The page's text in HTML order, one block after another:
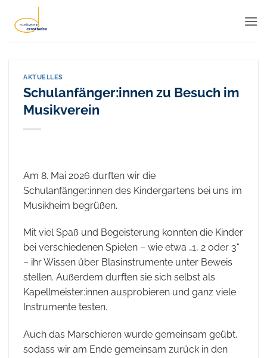
Inhalt
springen
AKTUELLES
Schulanfänger:innen zu Besuch im
Musikverein
Am 8. Mai 2026 durften wir die
Schulanfänger:innen des Kindergartens bei uns im
Musikheim begrüßen.
Mit viel Spaß und Begeisterung konnten die Kinder
bei verschiedenen Spielen – wie etwa „1, 2 oder 3“
– ihr Wissen über Blasinstrumente unter Beweis
stellen. Außerdem durften sie sich selbst als
Kapellmeister:innen ausprobieren und ganz viele
Instrumente testen.
Auch das Marschieren wurde gemeinsam geübt,
sodass wir am Ende gemeinsam zurück in den